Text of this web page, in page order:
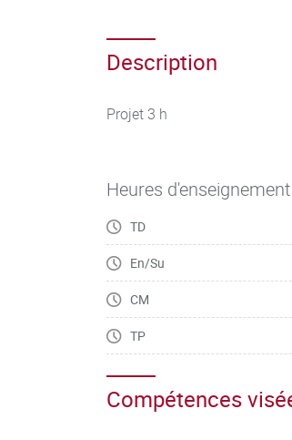
Description
Projet 3 h
Heures d'enseignement
TD
En/Su
CM
TP
Compétences